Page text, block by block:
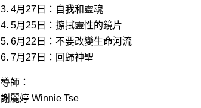
3. 4月27日：自我和靈魂
4. 5月25日：擦拭靈性的鏡片
5. 6月22日：不要改變生命河流
6. 7月27日：回歸神聖
導師：
謝麗婷 Winnie Tse